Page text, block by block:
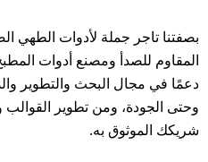
بصفتنا تاجر جملة لأدوات الطهي
المقاوم للصدأ ومصنع أدوات
دعمًا في مجال البحث والتطوير
وحتى الجودة، ومن تطوير
شريكك الموثوق به.